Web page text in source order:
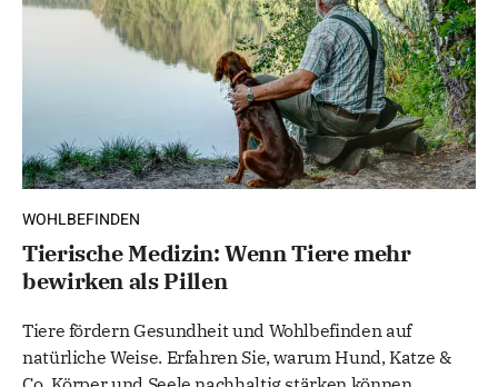
WOHLBEFINDEN
Tierische Medizin: Wenn Tiere mehr
bewirken als Pillen
Tiere fördern Gesundheit und Wohlbefinden auf
natürliche Weise. Erfahren Sie, warum Hund, Katze &